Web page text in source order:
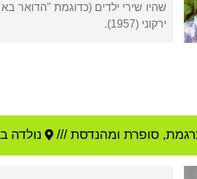
שהיו שירי ילדים (כדוגמת "הדואר
ירקוני (1957).
סופרת ומהנדסת /// נולדה ב